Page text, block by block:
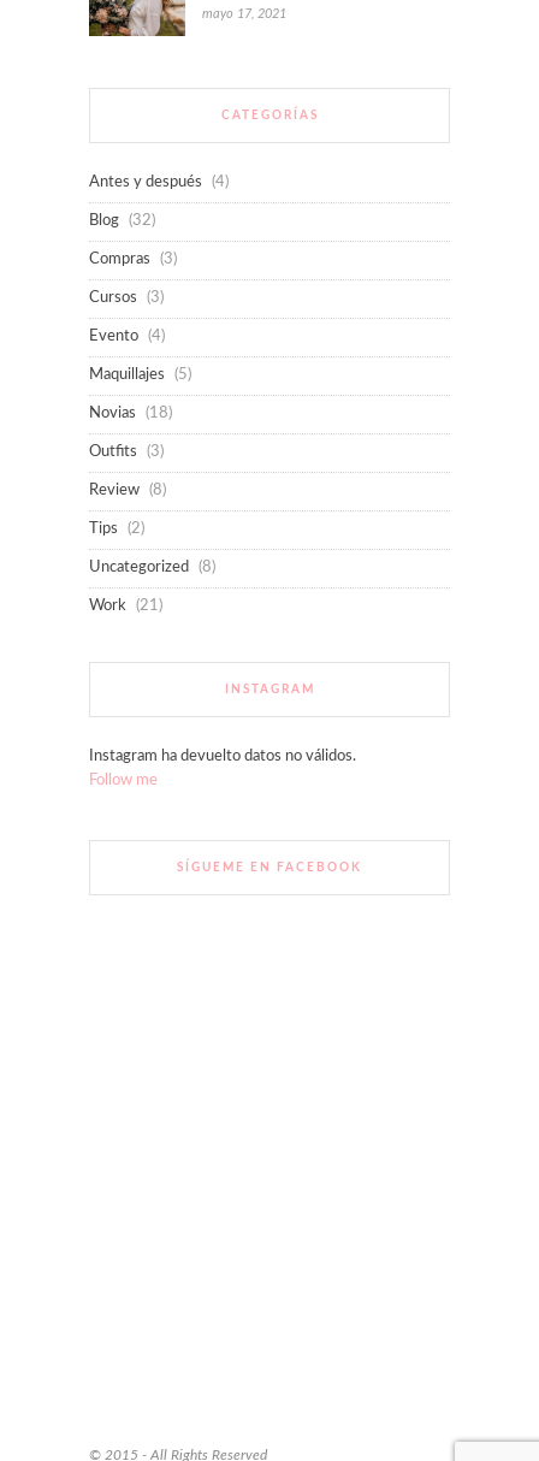
mayo 17, 2021
CATEGORÍAS
Antes y después (4)
Blog (32)
Compras (3)
Cursos (3)
Evento (4)
Maquillajes (5)
Novias (18)
Outfits (3)
Review (8)
Tips (2)
Uncategorized (8)
Work (21)
INSTAGRAM
Instagram ha devuelto datos no válidos.
Follow me
SÍGUEME EN FACEBOOK
© 2015 - All Rights Reserved